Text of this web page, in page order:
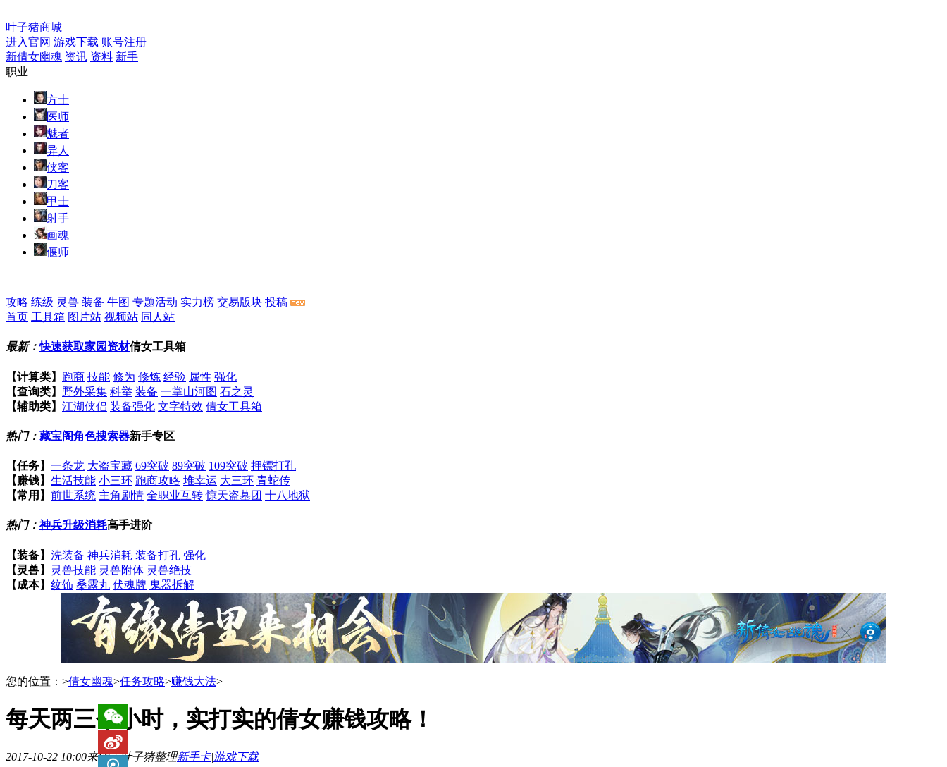
叶子猪商城
进入官网 游戏下载 账号注册
新倩女幽魂 资讯 资料 新手
职业
方士
医师
魅者
异人
侠客
刀客
甲士
射手
画魂
偃师
攻略 练级 灵兽 装备 牛图 专题活动 实力榜 交易版块 投稿
首页 工具箱 图片站 视频站 同人站
最新：快速获取家园资材倩女工具箱
【计算类】 跑商 技能 修为 修炼 经验 属性 强化
【查询类】 野外采集 科举 装备 一掌山河图 石之灵
【辅助类】 江湖侠侣 装备强化 文字特效 倩女工具箱
热门： 藏宝阁角色搜索器新手专区
【任务】 一条龙 大盗宝藏 69突破 89突破 109突破 押镖打孔
【赚钱】 生活技能 小三环 跑商攻略 堆幸运 大三环 青蛇传
【常用】 前世系统 主角剧情 全职业互转 惊天盗墓团 十八地狱
热门：神兵升级消耗高手进阶
【装备】 洗装备 神兵消耗 装备打孔 强化
【灵兽】
灵兽技能 灵兽附体 灵兽绝技
【成本】 纹饰 桑露丸 伏魂牌 鬼器拆解
您的位置： >倩女幽魂>任务攻略>赚钱大法>
每天两三个小时，实打实的倩女赚钱攻略！
2017-10-22 10:00来源：叶子猪整理新手卡| 游戏下载